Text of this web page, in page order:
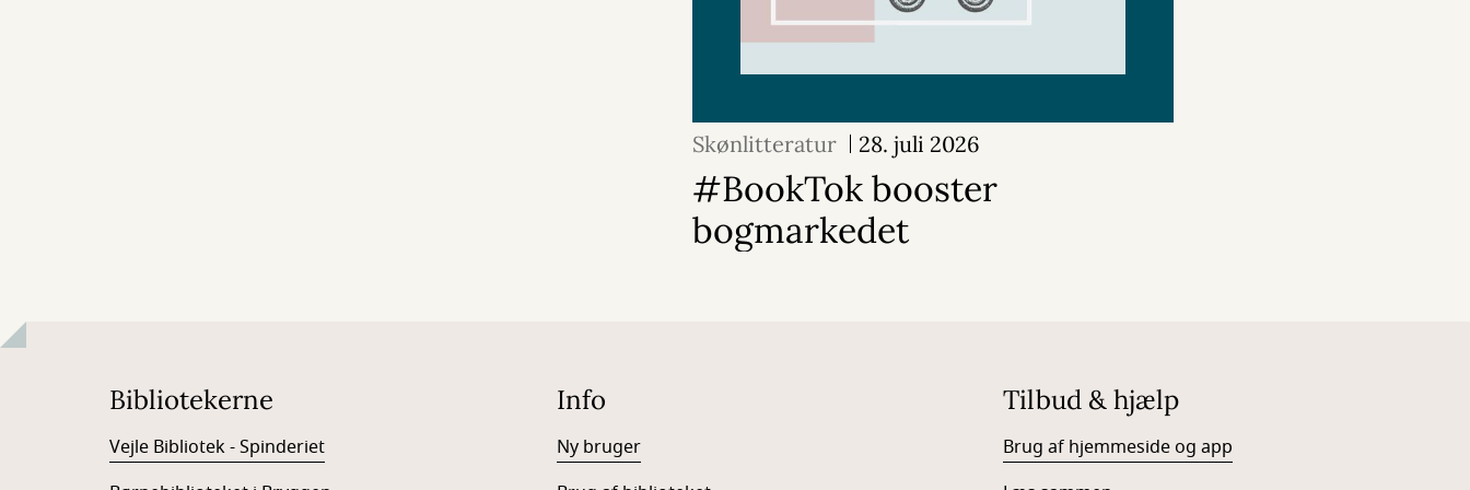
Skønlitteratur 28. juli 2026
#BookTok booster
bogmarkedet
Bibliotekerne
Vejle Bibliotek - Spinderiet
Info
Ny bruger
Tilbud & hjælp
Brug af hjemmeside og app